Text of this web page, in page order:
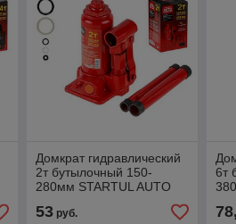
Домкрат гидравлический
2т бутылочный 150-
280мм STARTUL AUTO
150мм, h max 280мм)
53руб.
6т